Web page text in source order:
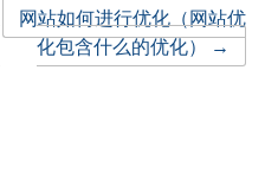
网站如何进行优化（网站优
化包含什么的优化）→